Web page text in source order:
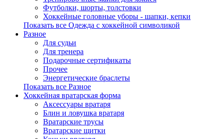
Футболки, шорты, толстовки
Хоккейные головные уборы - шапки, кепки
Показать все Одежда с хоккейной символикой
Разное
Для судьи
Для тренера
Подарочные сертификаты
Прочее
Энергетические браслеты
Показать все Разное
Хоккейная вратарская форма
Аксессуары вратаря
Блин и ловушка вратаря
Вратарские трусы
Вратарские щитки